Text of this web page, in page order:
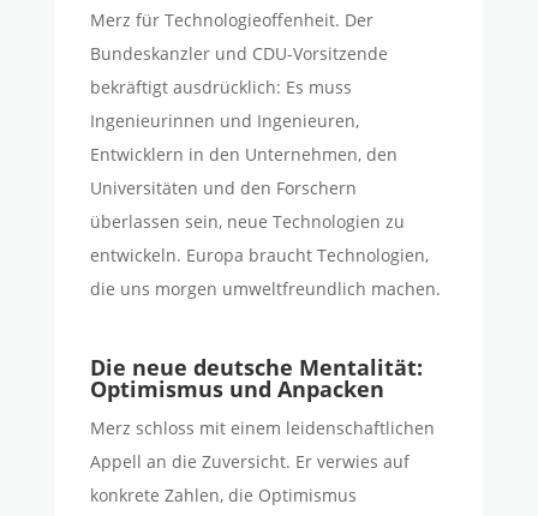
Merz für Technologieoffenheit. Der
Bundeskanzler und CDU-Vorsitzende
bekräftigt ausdrücklich: Es muss
Ingenieurinnen und Ingenieuren,
Entwicklern in den Unternehmen, den
Universitäten und den Forschern
überlassen sein, neue Technologien zu
entwickeln. Europa braucht Technologien,
die uns morgen umweltfreundlich machen.
Die neue deutsche Mentalität:
Optimismus und Anpacken
Merz schloss mit einem leidenschaftlichen
Appell an die Zuversicht. Er verwies auf
konkrete Zahlen, die Optimismus